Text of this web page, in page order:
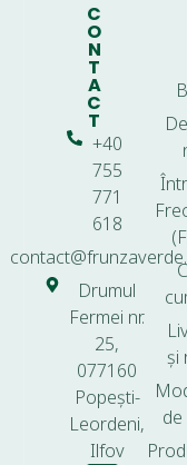
C
O
N
T
A
C
T
+40
755
771
618
Drumul
Fermei nr.
25,
077160
Popești-
Leordeni,
Ilfov
și